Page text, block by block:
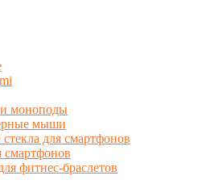
моноподы
мыши
для смартфонов
смартфонов
фитнес-браслетов